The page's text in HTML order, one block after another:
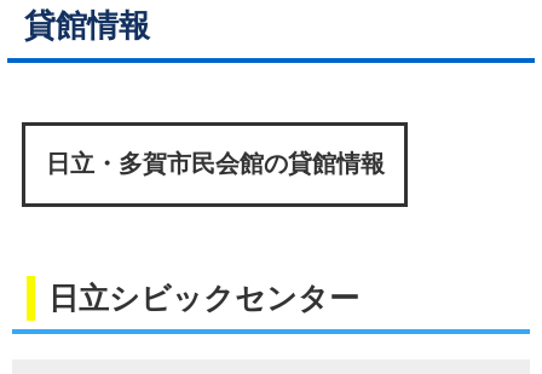
貸館情報
日立・多賀市民会館の貸館情報
日立シビックセンター